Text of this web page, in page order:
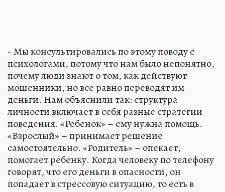
- Мы консультировались по этому поводу с
психологами, потому что нам было непонятно,
почему люди знают о том, как действуют
мошенники, но все равно переводят им
деньги. Нам объяснили так: структура
личности включает в себя разные стратегии
поведения. «Ребенок» – ему нужна помощь.
«Взрослый» – принимает решение
самостоятельно. «Родитель» – опекает,
помогает ребенку. Когда человеку по телефону
говорят, что его деньги в опасности, он
попадает в стрессовую ситуацию, то есть в